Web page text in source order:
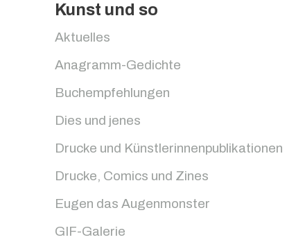
Kunst und so
Aktuelles
Anagramm-Gedichte
Buchempfehlungen
Dies und jenes
Drucke und Künstlerinnenpublikationen
Drucke, Comics und Zines
Eugen das Augenmonster
GIF-Galerie